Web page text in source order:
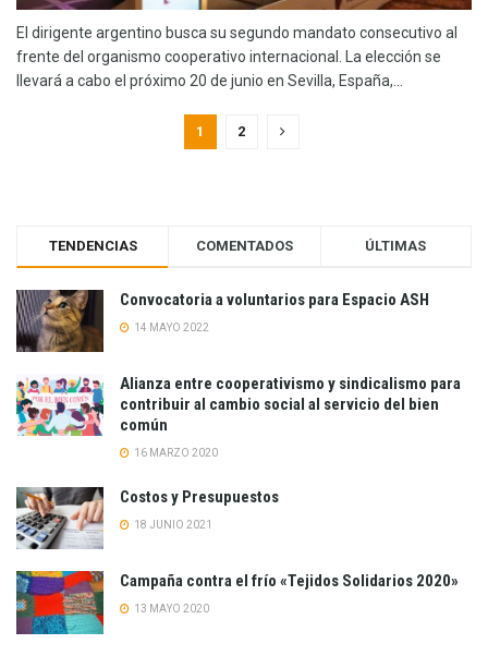
El dirigente argentino busca su segundo mandato consecutivo al
frente del organismo cooperativo internacional. La elección se
llevará a cabo el próximo 20 de junio en Sevilla, España,...
1 2
TENDENCIAS COMENTADOS ÚLTIMAS
Convocatoria a voluntarios para Espacio ASH
14 MAYO 2022
Alianza entre cooperativismo y sindicalismo para
contribuir al cambio social al servicio del bien
común
16 MARZO 2020
Costos y Presupuestos
18 JUNIO 2021
Campaña contra el frío «Tejidos Solidarios 2020»
13 MAYO 2020